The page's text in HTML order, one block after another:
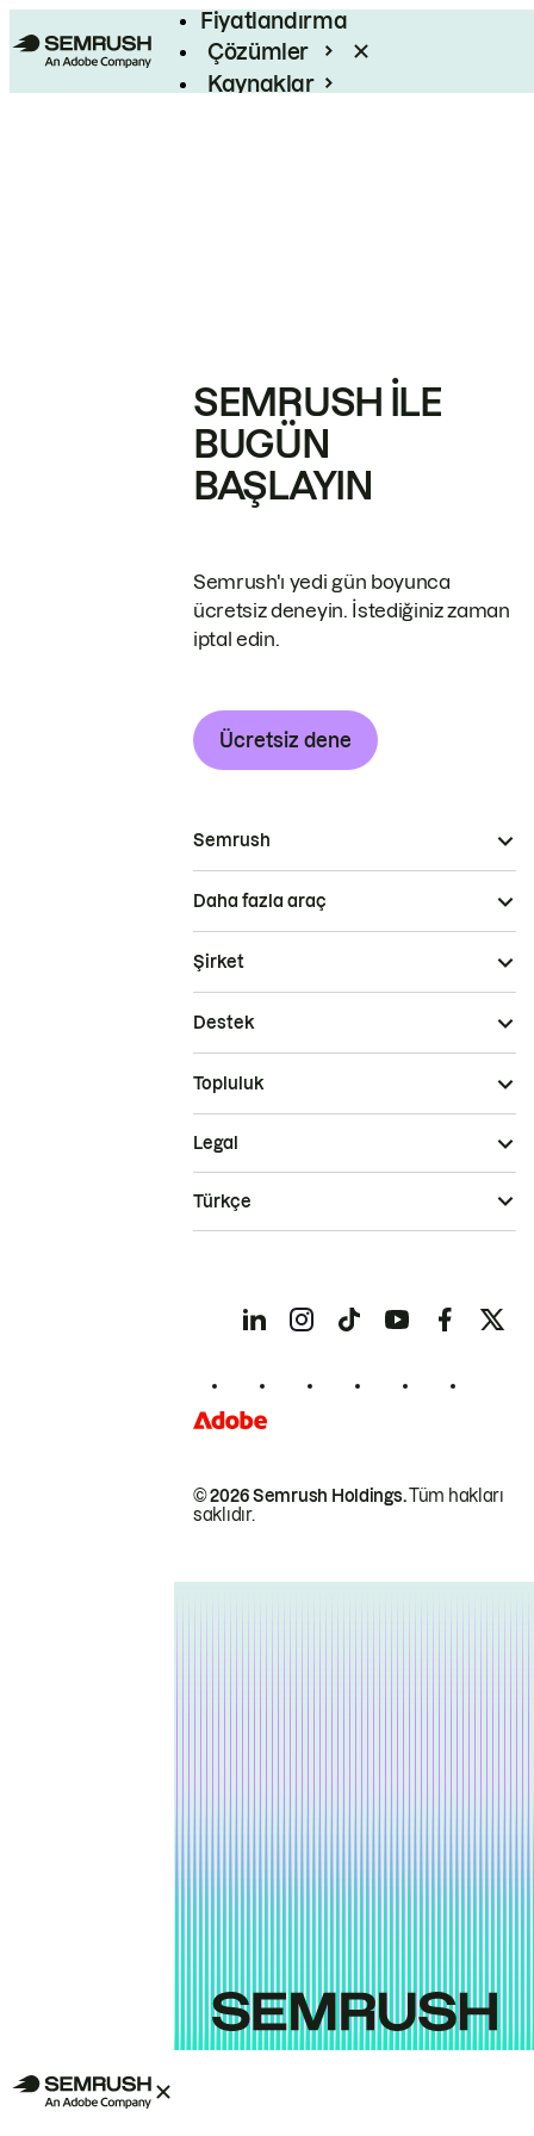
Fiyatlandırma
Çözümler
Kaynaklar
SEMRUSH ILE
BUGÜN
BAŞLAYIN
Semrush'ı yedi gün boyunca
ücretsiz deneyin. İstediğiniz zaman
iptal edin.
Ücretsiz dene
Semrush
Daha fazla araç
Şirket
Destek
Topluluk
© 2026 Semrush Holdings.Tüm hakları
saklıdır.
Legal
Türkçe